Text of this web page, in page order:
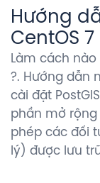
Hướng
CentOS 7
Làm cách nào
?. Hướng dẫn
cài đặt
phần mở rộng
phép các đối
lý) được lưu